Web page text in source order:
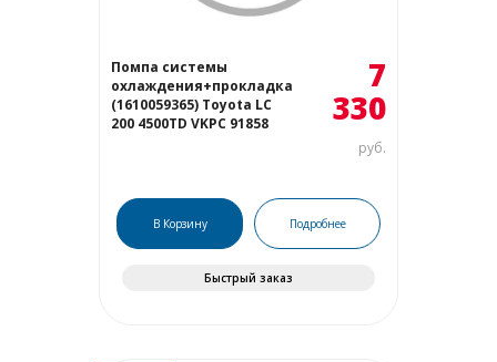
Помпа системы
охлаждения+прокладка
(1610059365) Toyota LC
200 4500TD VKPC 91858
7
330
руб.
В Корзину Подробнее
Быстрый заказ